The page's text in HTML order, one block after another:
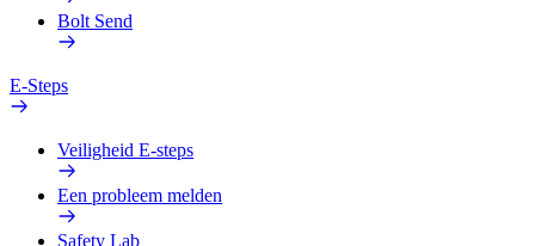
Bolt Send
E-Steps
Veiligheid E-steps
Een probleem melden
Safety Lab